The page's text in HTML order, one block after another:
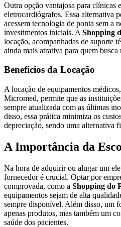
Outra opção vantajosa para clínicas
eletrocardiógrafos. Essa alternativa
acessem tecnologia de ponta sem a
investimentos iniciais. A Shopping
locação, acompanhadas de suporte
ainda mais atrativa para quem
Benefícios da Locação
A locação de equipamentos
Micromed, permite que as
sempre atualizada com as últimas
disso, essa prática minimiza os
depreciação, sendo uma alternativa
A Importância da
Na hora de adquirir ou alugar um
fornecedor é crucial. Optar por
comprovada, como a Shopping do
equipamentos sejam de alta
sempre disponível. Além disso, um
apenas produtos, mas também um
saúde dos pacientes.